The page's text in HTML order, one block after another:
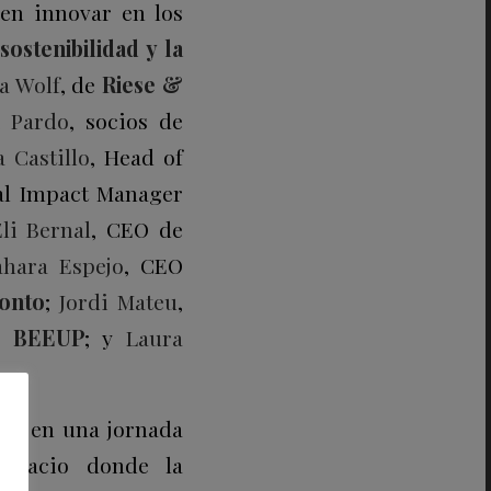
innovar en los
y la
Wolf, de Riese &
Pardo, socios de
Castillo, Head of
Impact Manager
Bernal, CEO de
Espejo, CEO
; Jordi Mateu,
BEEUP;y Laura
en una jornada
donde la